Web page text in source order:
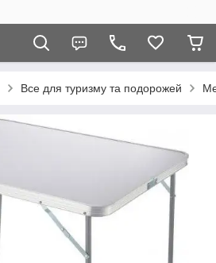
Все для туризму та подорожей